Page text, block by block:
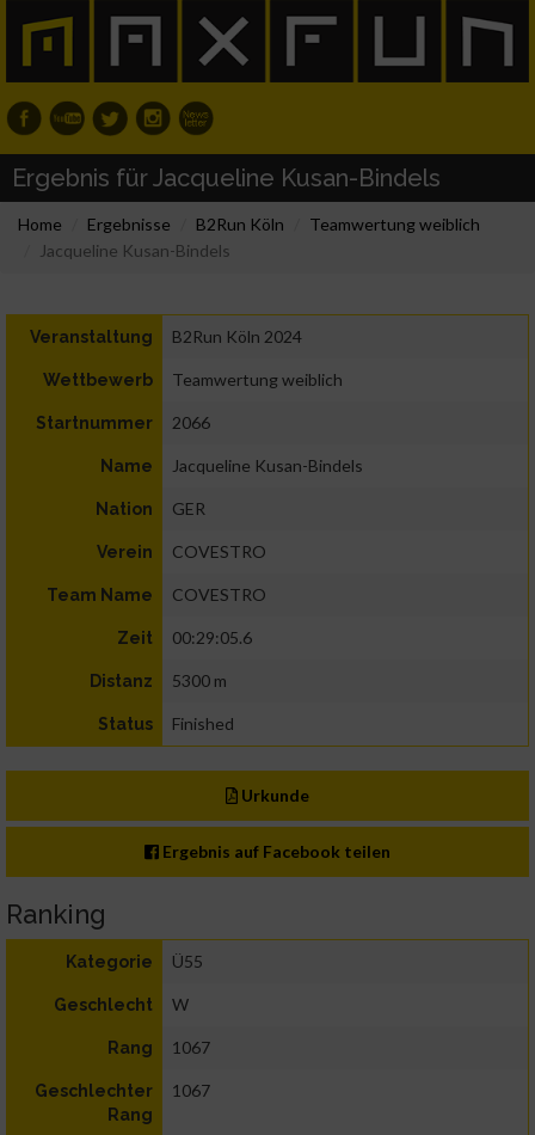
Ergebnis für Jacqueline Kusan-Bindels
Home Ergebnisse B2Run Köln
Teamwertung weiblich
Jacqueline Kusan-Bindels
Veranstaltung B2Run Köln 2024
Wettbewerb Teamwertung weiblich
Startnummer 2066
Name Jacqueline Kusan-Bindels
Nation GER
Verein COVESTRO
Team Name COVESTRO
Zeit 00:29:05.6
Distanz 5300 m
Status Finished
Urkunde
Ergebnis auf Facebook teilen
Ranking
Kategorie Ü55
Geschlecht W
Rang 1067
Geschlechter
Rang
1067